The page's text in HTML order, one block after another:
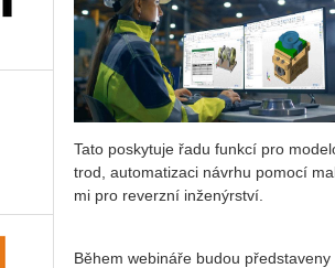
Tato po­sky­tu­je řadu funk­cí pro
trod, au­to­ma­ti­za­ci ná­vr­hu po­mo­cí
mi pro re­verz­ní in­že­nýr­ství.
Během webi­ná­ře budou